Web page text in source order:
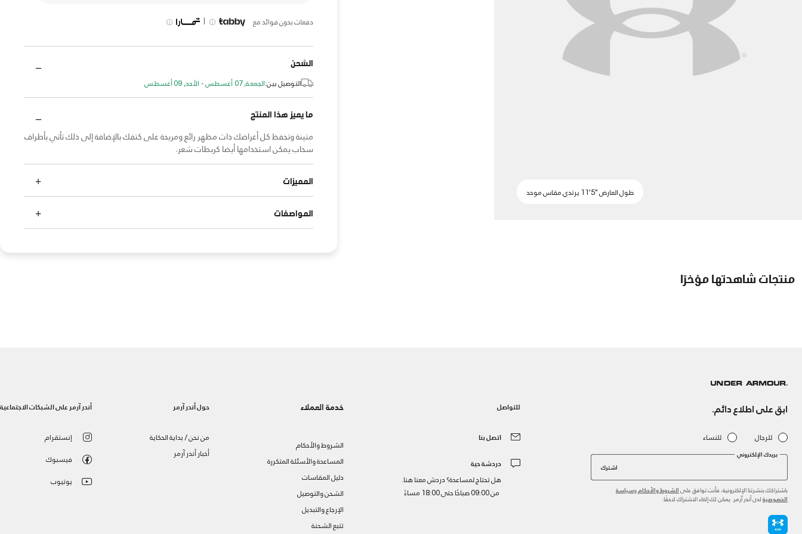
طول العارض "5'11 يرتدي مقاس موحد
دفعات بدون فوائد مع |
الشحن
التوصيل بين:الجمعة, 07 أغسطس - الأحد, 09 أغسطس
ما يميز هذا المنتج
متينة وتحفظ كل أغراضك ذات مظهر رائع ومريحة على كتفك بالإضافة إلى ذلك تأتي بأطراف
سحاب يمكن استخدامها أيضا كربطات شعر.
المميزات
المواصفات
منتجات شاهدتها مؤخرًا
ابق على اطلاع دائم.
للرجال للنساء
بريدك الإلكتروني
اشترك
باشتراكك بنشرتنا الإلكترونية، فأنت توافق على الشروط والأحكام وسياسة
الخصوصية لدى أندر آرمر. يمكن لك إلغاء الاشتراك لاحقًا.
للتواصل
اتصل بنا
دردشة حية
هل تحتاج لمساعدة؟ دردش معنا هنا.
من 09:00 صباحًا حتى 18:00 مساءً
خدمة العملاء
الشروط والأحكام
المساعدة والأسئلة المتكررة
دليل المقاسات
الشحن والتوصيل
الإرجاع والتبديل
تتبع الشحنة
حول أندر آرمر
من نحن / بداية الحكاية
أخبار أندر آرمر
أندر آرمر على الشبكات الاجتماعية
إنستقرام
فيسبوك
يوتيوب